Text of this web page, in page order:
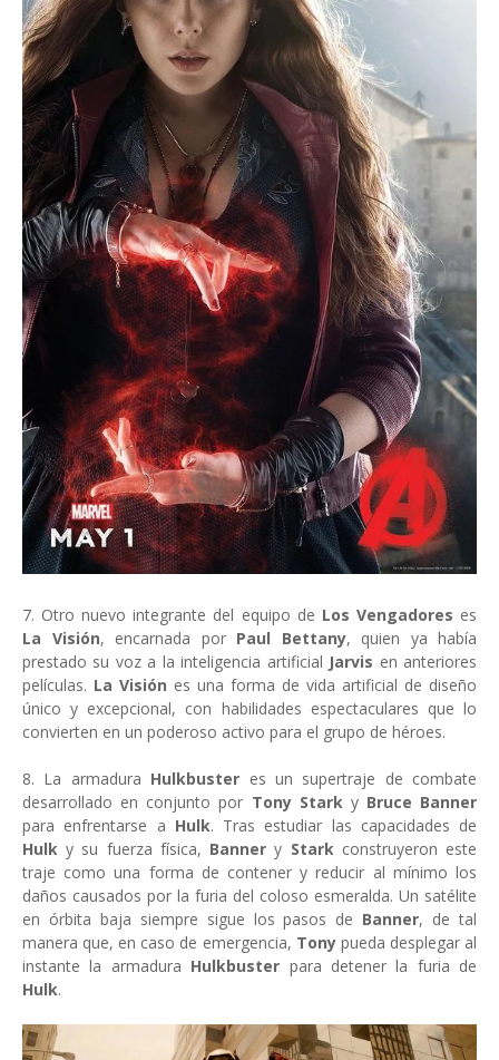
7. Otro nuevo integrante del equipo de Los Vengadores es
La Visión, encarnada por Paul Bettany, quien ya había
prestado su voz a la inteligencia artificial Jarvis en anteriores
películas. La Visión es una forma de vida artificial de diseño
único y excepcional, con habilidades espectaculares que lo
convierten en un poderoso activo para el grupo de héroes.
8. La armadura Hulkbuster es un supertraje de combate
desarrollado en conjunto por Tony Starky Bruce Banner
para enfrentarse a Hulk. Tras estudiar las capacidades de
Hulky su fuerza física, Bannery Stark construyeron este
traje como una forma de contener y reducir al mínimo los
daños causados por la furia del coloso esmeralda. Un satélite
en órbita baja siempre sigue los pasos de Banner, de tal
manera que, en caso de emergencia, Tony pueda desplegar al
instante la armadura Hulkbuster para detener la furia de
Hulk.